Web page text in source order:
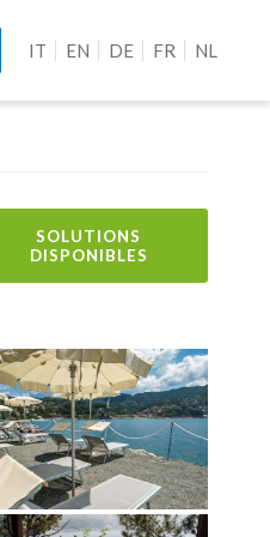
IT EN DE FR NL
SOLUTIONS
DISPONIBLES